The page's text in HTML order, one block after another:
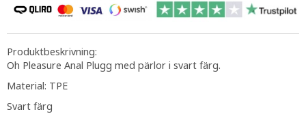
Produktbeskrivning:
Oh Pleasure Anal Plugg med pärlor i svart färg.
Material: TPE
Svart färg